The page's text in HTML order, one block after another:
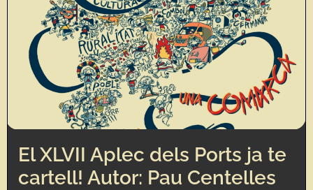
El XLVII Aplec dels Ports ja te
cartell! Autor: Pau Centelles